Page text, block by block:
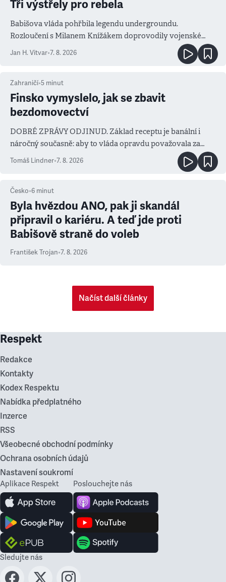
Tři výstřely pro rebela
Babišova vláda pohřbila legendu undergroundu.
Rozloučení s Milanem Knížákem doprovodily vojenské
salvy i kritika pokrokářů
Jan H. Vitvar•7. 8. 2026
Zahraničí•5 minut
Finsko vymyslelo, jak se zbavit
bezdomovectví
DOBRÉ ZPRÁVY ODJINUD. Základ receptu je banální i
náročný současně: aby to vláda opravdu považovala za
prioritu
Tomáš Lindner•7. 8. 2026
Česko•6 minut
Byla hvězdou ANO, pak ji skandál
připravil o kariéru. A teď jde proti
Babišově straně do voleb
František Trojan•7. 8. 2026
Načíst další články
Respekt
Redakce
Kontakty
Kodex Respektu
Nabídka předplatného
Inzerce
RSS
Všeobecné obchodní podmínky
Ochrana osobních údajů
Nastavení soukromí
Aplikace Respekt Poslouchejte nás
Sledujte nás